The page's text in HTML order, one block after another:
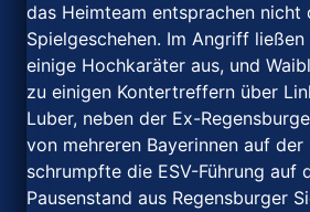
das Heimteam entsprachen nicht
Spielgeschehen. Im Angriff
einige Hochkaräter aus, und
zu einigen Kontertreffern über
Luber, neben der Ex-
von mehreren Bayerinnen auf der
schrumpfte die ESV-Führung auf
Pausenstand aus Regensburger